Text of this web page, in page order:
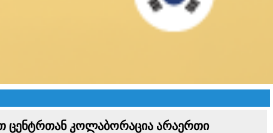
ცენტრთან კოლაბორაცია არაერთი